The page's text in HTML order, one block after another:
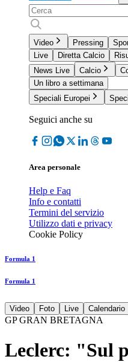
Video Pressing
Live
Diretta Calcio
News Live
Calcio
Un libro a settimana
Speciali Europei
Seguici anche su
Area personale
Help e Faq
Info e contatti
Termini del servizio
Utilizzo dati e privacy
Cookie Policy
Formula 1
Formula 1
Video Foto Live Calendario
GP GRAN BRETAGNA
Leclerc: "Sul